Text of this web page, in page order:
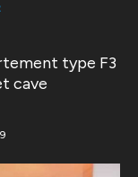
type F3
cave